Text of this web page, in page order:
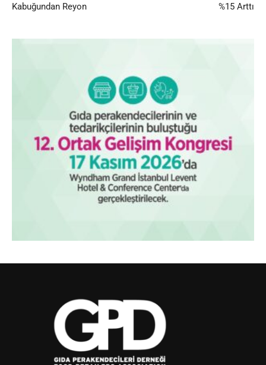
Kabuğundan Reyon
%15 Arttı